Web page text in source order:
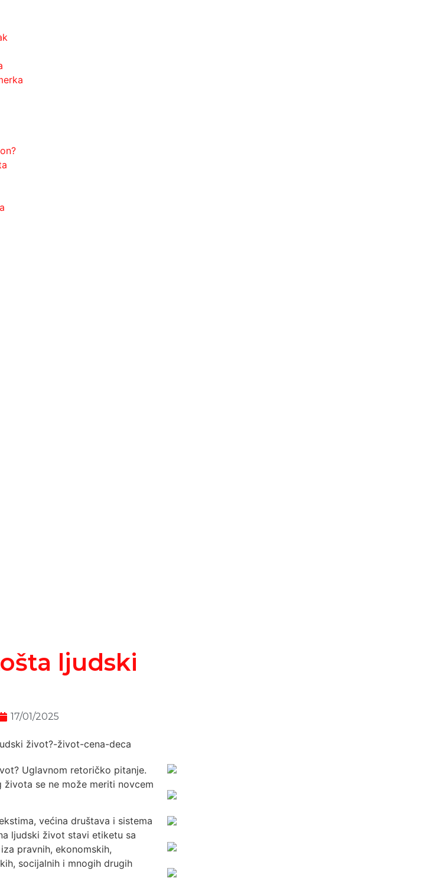
ljudski
17/01/2025
Uglavnom retoričko pitanje.
života se ne može meriti novcem
većina društava i sistema
ljudski život stavi etiketu sa
pravnih, ekonomskih,
socijalnih i mnogih drugih